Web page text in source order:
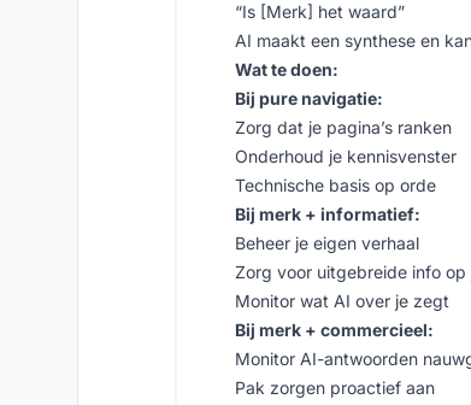
“Is [Merk] het waard”
AI maakt een synthese en
Wat te doen:
Bij pure navigatie:
Zorg dat je pagina’s ranken
Onderhoud je kennisvenster
Technische basis op orde
Bij merk + informatief:
Beheer je eigen verhaal
Zorg voor uitgebreide info op
Monitor wat AI over je zegt
Bij merk + commercieel:
Monitor AI-antwoorden
Pak zorgen proactief aan